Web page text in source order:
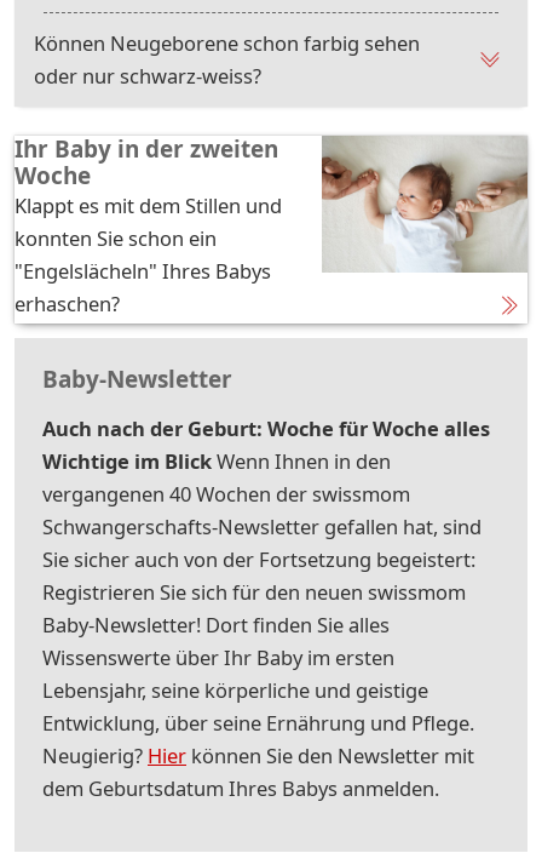
Können Neugeborene schon farbig sehen
oder nur schwarz-weiss?
Ihr Baby in der zweiten
Woche
Klappt es mit dem Stillen und
konnten Sie schon ein
"Engelslächeln" Ihres Babys
erhaschen?
Baby-Newsletter
Auch nach der Geburt: Woche für Woche alles
Wichtige im BlickWenn Ihnen in den
vergangenen 40 Wochen der swissmom
Schwangerschafts-Newsletter gefallen hat, sind
Sie sicher auch von der Fortsetzung begeistert:
Registrieren Sie sich für den neuen swissmom
Baby-Newsletter! Dort finden Sie alles
Wissenswerte über Ihr Baby im ersten
Lebensjahr, seine körperliche und geistige
Entwicklung, über seine Ernährung und Pflege.
Neugierig? Hier können Sie den Newsletter mit
dem Geburtsdatum Ihres Babys anmelden.